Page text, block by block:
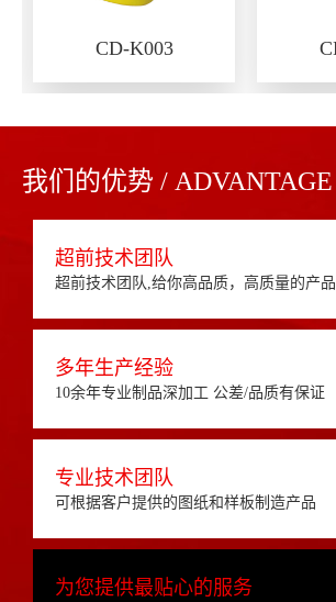
CD-K003
我们的优势 / ADVANTAGE
超前技术团队
超前技术团队,给你高品质，高质量的产品
多年生产经验
10余年专业制品深加工 公差/品质有保证
专业技术团队
可根据客户提供的图纸和样板制造产品
为您提供最贴心的服务